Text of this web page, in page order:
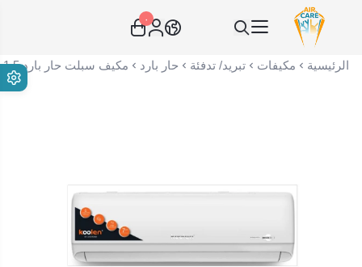
عناية الهواء | شريك سكني الاستراتيجي
٠
الرئيسية مكيفات تبريد/ تدفئة حار بارد مكيف سبلت حار بارد 1.5 طن كولين سمارت واي فاي روتاري صنع في الصين 106959014